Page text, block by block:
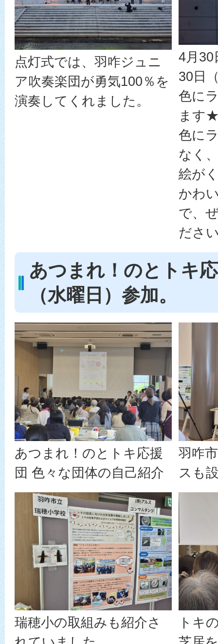
点灯式では、羽咋ジュニ
ア吹奏楽団が勇気100％を
演奏してくれました。
4月30
30日
色に
ます
色に
なく
絵が
かわ
で、
ださ
あつまれ！のとトキ
（水曜日）参加。
あつまれ！のとトキ応援
団 色々な団体の自己紹介
羽咋
スも
瑞穂小の取組みも紹介さ
トキ